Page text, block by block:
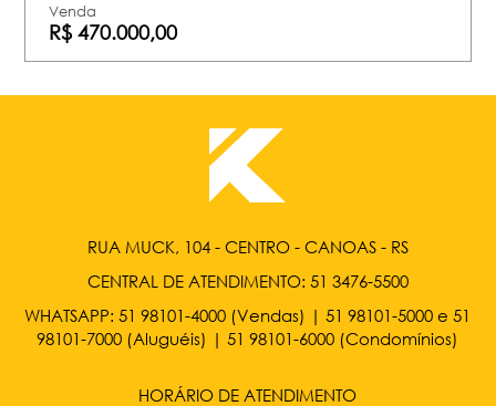
Venda
R$ 470.000,00
RUA MUCK, 104 - CENTRO - CANOAS - RS
CENTRAL DE ATENDIMENTO: 51 3476-5500
WHATSAPP: 51 98101-4000 (Vendas) |51 98101-5000 e51
98101-7000 (Aluguéis) |51 98101-6000 (Condomínios)
HORÁRIO DE ATENDIMENTO